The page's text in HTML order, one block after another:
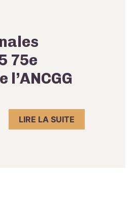
75e
LIRE LA SUITE